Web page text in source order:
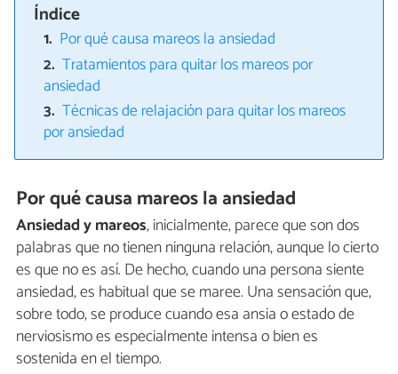
Índice
Por qué causa mareos la ansiedad
Tratamientos para quitar los mareos por
ansiedad
Técnicas de relajación para quitar los mareos
por ansiedad
Por qué causa mareos la ansiedad
Ansiedad y mareos, inicialmente, parece que son dos
palabras que no tienen ninguna relación, aunque lo cierto
es que no es así. De hecho, cuando una persona siente
ansiedad, es habitual que se maree. Una sensación que,
sobre todo, se produce cuando esa ansia o estado de
nerviosismo es especialmente intensa o bien es
sostenida en el tiempo.